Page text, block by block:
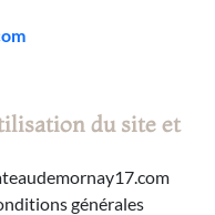
du site et
générales